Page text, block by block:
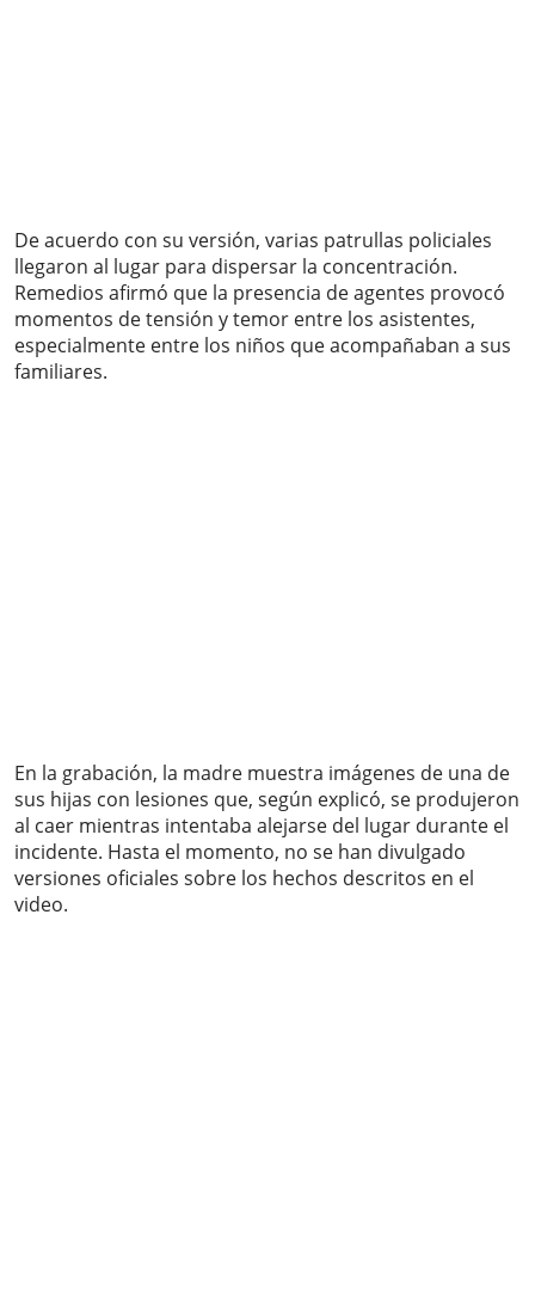
De acuerdo con su versión, varias patrullas policiales
llegaron al lugar para dispersar la concentración.
Remedios afirmó que la presencia de agentes provocó
momentos de tensión y temor entre los asistentes,
especialmente entre los niños que acompañaban a sus
familiares.
En la grabación, la madre muestra imágenes de una de
sus hijas con lesiones que, según explicó, se produjeron
al caer mientras intentaba alejarse del lugar durante el
incidente. Hasta el momento, no se han divulgado
versiones oficiales sobre los hechos descritos en el
video.